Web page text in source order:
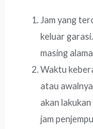
Jam yang
keluar
masing
Waktu
atau
akan
jam